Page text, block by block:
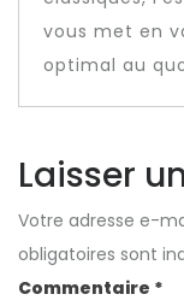
vous met en
optimal au
Laisser
Votre adresse e-
obligatoires sont
Commentaire *